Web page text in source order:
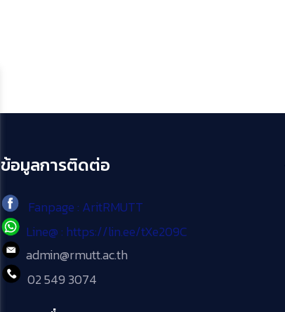
ข้อมูลการติดต่อ
Fanpage : AritRMUTT
Line@ : https://lin.ee/tXe209C
admin@rmutt.ac.th
02 549 3074